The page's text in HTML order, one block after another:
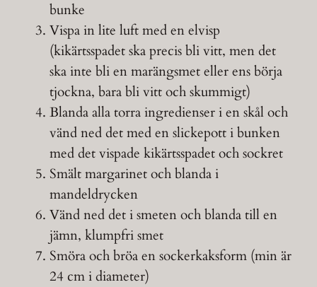
bunke
Vispa in lite luft med en elvisp
(kikärtsspadet ska precis bli vitt, men det
ska inte bli en marängsmet eller ens börja
tjockna, bara bli vitt och skummigt)
Blanda alla torra ingredienser i en skål och
vänd ned det med en slickepott i bunken
med det vispade kikärtsspadet och sockret
Smält margarinet och blanda i
mandeldrycken
Vänd ned det i smeten och blanda till en
jämn, klumpfri smet
Smöra och bröa en sockerkaksform (min är
24 cm i diameter)